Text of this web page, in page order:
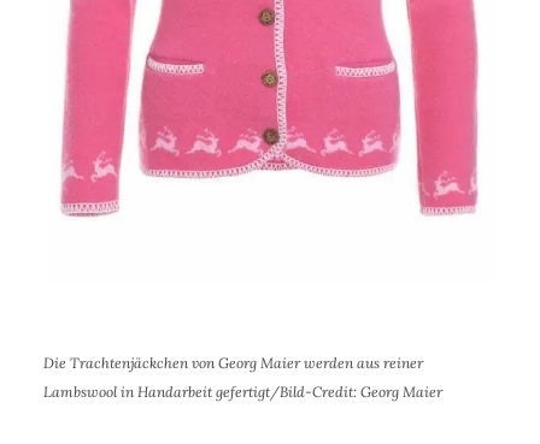
Die Trachtenjäckchen von Georg Maier werden aus reiner
Lambswool in Handarbeit gefertigt/Bild-Credit: Georg Maier